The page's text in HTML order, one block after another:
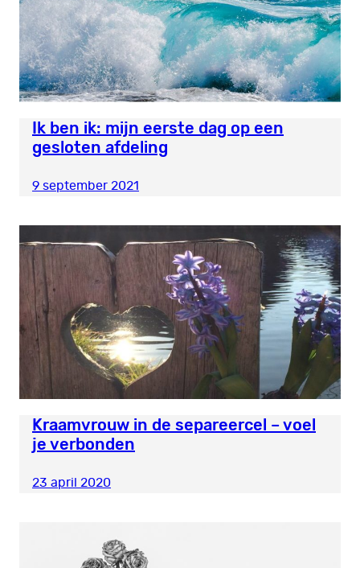
Ik ben ik: mijn eerste dag op een
gesloten afdeling
9 september 2021
Kraamvrouw in de separeercel – voel
je verbonden
23 april 2020